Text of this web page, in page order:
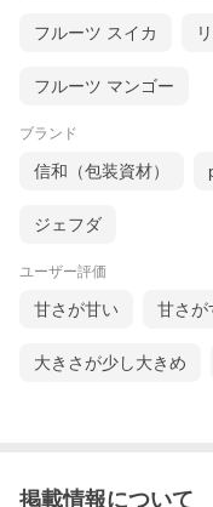
フルーツ スイカ
フルーツ マンゴー
ブランド
信和（包装資材）
ジェフダ
ユーザー評価
甘さが甘い 甘さが
大きさが少し大きめ
掲載情報について